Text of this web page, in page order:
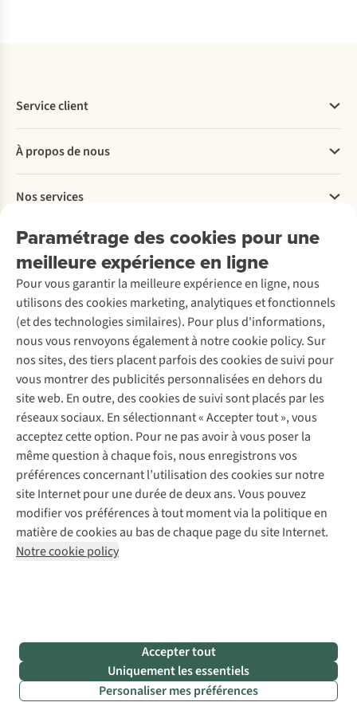
Paramétrage des cookies pour une
meilleure expérience en ligne
Pour vous garantir la meilleure expérience en ligne, nous
utilisons des cookies marketing, analytiques et fonctionnels
(et des technologies similaires). Pour plus d'informations,
nous vous renvoyons également à notre cookie policy. Sur
nos sites, des tiers placent parfois des cookies de suivi pour
vous montrer des publicités personnalisées en dehors du
site web. En outre, des cookies de suivi sont placés par les
réseaux sociaux. En sélectionnant « Accepter tout », vous
acceptez cette option. Pour ne pas avoir à vous poser la
même question à chaque fois, nous enregistrons vos
préférences concernant l’utilisation des cookies sur notre
site Internet pour une durée de deux ans. Vous pouvez
modifier vos préférences à tout moment via la politique en
matière de cookies au bas de chaque page du site Internet.
Notre cookie policy
Accepter tout
Uniquement les essentiels
Personaliser mes préférences
Service client
Commander
Payer
Livraison
Rétractation d'une commande
Entretien & réparations
Garantie
Contactez-nous
À propos de nous
Explore More
À propos d’Ayacucho
Nos magasins
À propos d’A.S.Adventure
Déclaration d'accessibilité
Nos services
Location / Location sports d’hiver
Entretien de ski
Service de lavage
Entretien de chaussures
Réparation de chaussures
Réparation de vêtements
Retouches
Pour les entreprises
Découvrez
A.S.Magazine
Explore Camp
Gear Check
Expertise & conseils
Abonnez-vous à la newsletter
Suivez-nous
Mentions légales
Politique de confidentialité
Conditions générales
Cookie Policy
AS Adventure Luxemburg SA,